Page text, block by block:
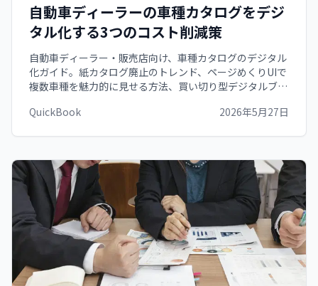
自動車ディーラーの車種カタログをデジ
タル化する3つのコスト削減策
自動車ディーラー・販売店向け、車種カタログのデジタル
化ガイド。紙カタログ廃止のトレンド、ページめくりUIで
複数車種を魅力的に見せる方法、買い切り型デジタルブッ
化する運用手順を解説します。
QuickBook 2026年5月27日